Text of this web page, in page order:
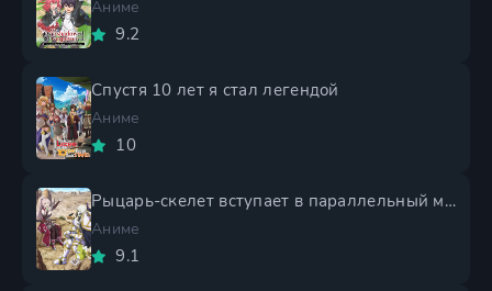
Аниме
9.2
Спустя 10 лет я стал легендой
Аниме
10
Рыцарь-скелет вступает в параллельный мир 2 сезон
Аниме
9.1